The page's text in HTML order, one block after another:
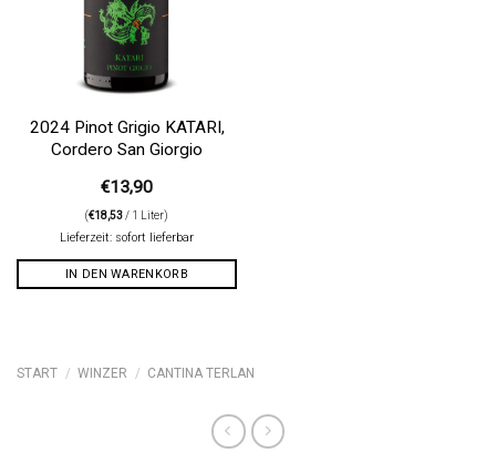
2024 Pinot Grigio KATARI,
Cordero San Giorgio
€13,90
(€18,53/ 1 Liter)
Lieferzeit: sofort lieferbar
IN DEN WARENKORB
START / WINZER / CANTINA TERLAN